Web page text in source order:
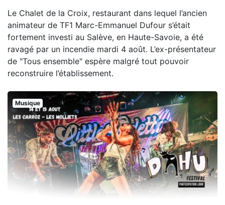
Le Chalet de la Croix, restaurant dans lequel l’ancien
animateur de TF1 Marc-Emmanuel Dufour s’était
fortement investi au Salève, en Haute-Savoie, a été
ravagé par un incendie mardi 4 août. L’ex-présentateur
de "Tous ensemble" espère malgré tout pouvoir
reconstruire l’établissement.
Musique